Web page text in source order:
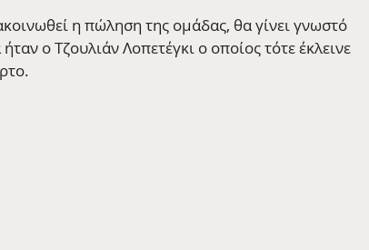
η πώληση της ομάδας, θα γίνει γνωστό
ο Τζουλιάν Λοπετέγκι ο οποίος τότε έκλεινε